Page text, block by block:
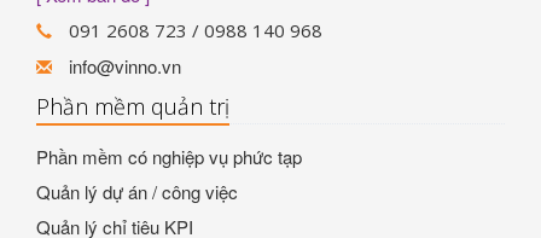
091 2608 723 / 0988 140 968
info@vinno.vn
Phần mềm quản trị
Phần mềm có nghiệp vụ phức tạp
Quản lý dự án / công việc
Quản lý chỉ tiêu KPI